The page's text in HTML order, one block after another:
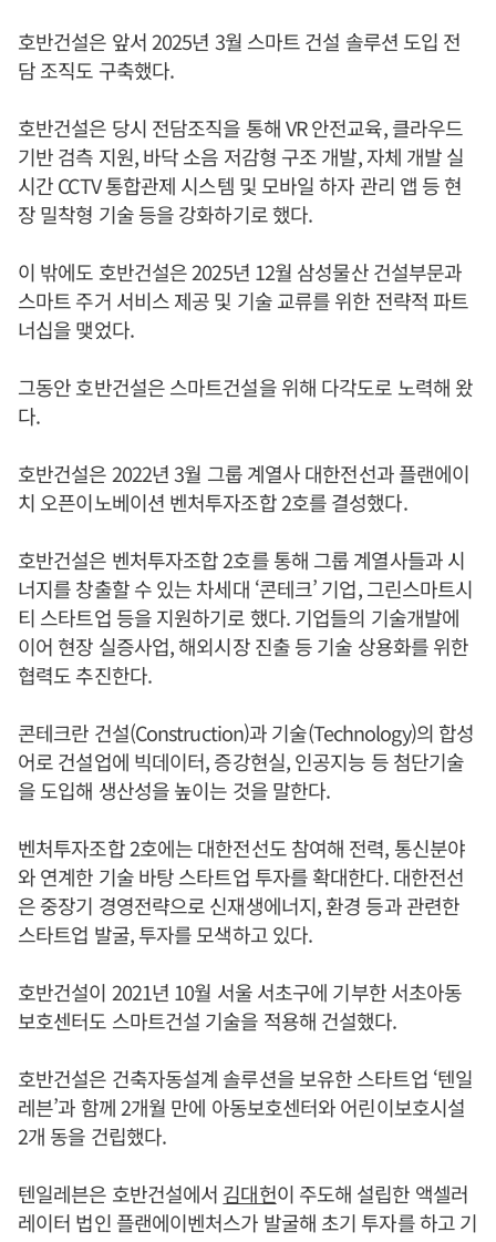
호반건설은 앞서 2025년 3월 스마트 건설 솔루션 도입 전
담 조직도 구축했다.
호반건설은 당시 전담조직을 통해 VR 안전교육, 클라우드
기반 검측 지원, 바닥 소음 저감형 구조 개발, 자체 개발 실
시간 CCTV 통합관제 시스템 및 모바일 하자 관리 앱 등 현
장 밀착형 기술 등을 강화하기로 했다.
이 밖에도 호반건설은 2025년 12월 삼성물산 건설부문과
스마트 주거 서비스 제공 및 기술 교류를 위한 전략적 파트
너십을 맺었다.
그동안 호반건설은 스마트건설을 위해 다각도로 노력해 왔
다.
호반건설은 2022년 3월 그룹 계열사 대한전선과 플랜에이
치 오픈이노베이션 벤처투자조합 2호를 결성했다.
호반건설은 벤처투자조합 2호를 통해 그룹 계열사들과 시
너지를 창출할 수 있는 차세대 ‘콘테크’ 기업, 그린스마트시
티 스타트업 등을 지원하기로 했다. 기업들의 기술개발에
이어 현장 실증사업, 해외시장 진출 등 기술 상용화를 위한
협력도 추진한다.
콘테크란 건설(Construction)과 기술(Technology)의 합성
어로 건설업에 빅데이터, 증강현실, 인공지능 등 첨단기술
을 도입해 생산성을 높이는 것을 말한다.
벤처투자조합 2호에는 대한전선도 참여해 전력, 통신분야
와 연계한 기술 바탕 스타트업 투자를 확대한다. 대한전선
은 중장기 경영전략으로 신재생에너지, 환경 등과 관련한
스타트업 발굴, 투자를 모색하고 있다.
호반건설이 2021년 10월 서울 서초구에 기부한 서초아동
보호센터도 스마트건설 기술을 적용해 건설했다.
호반건설은 건축자동설계 솔루션을 보유한 스타트업 ‘텐일
레븐’과 함께 2개월 만에 아동보호센터와 어린이보호시설
2개 동을 건립했다.
텐일레븐은 호반건설에서 김대헌이 주도해 설립한 액셀러
레이터 법인 플랜에이벤처스가 발굴해 초기 투자를 하고 기